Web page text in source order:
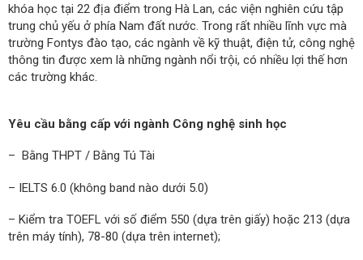
khóa học tại 22 địa điểm trong Hà Lan, các viện nghiên cứu tập
trung chủ yếu ở phía Nam đất nước. Trong rất nhiều lĩnh vực mà
trường Fontys đào tạo, các ngành về kỹ thuật, điện tử, công nghệ
thông tin được xem là những ngành nổi trội, có nhiều lợi thế hơn
các trường khác.
Yêu cầu bằng cấp với ngành Công nghệ sinh học
– Bằng THPT / Bằng Tú Tài
– IELTS 6.0 (không band nào dưới 5.0)
– Kiểm tra TOEFL với số điểm 550 (dựa trên giấy) hoặc 213 (dựa
trên máy tính), 78-80 (dựa trên internet);